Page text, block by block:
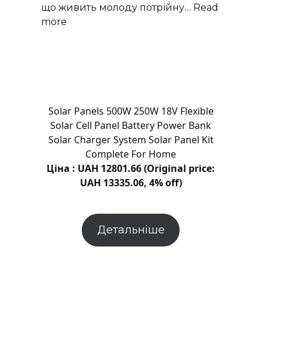
пошкоджених
що живить молоду потрійну… Read
more
до
GW
Оріона
Solar Panels 500W 250W 18V Flexible
Solar Cell Panel Battery Power Bank
Solar Charger System Solar Panel Kit
Complete For Home
Ціна : UAH 12801.66 (Original price:
UAH 13335.06, 4% off)
Детальніше